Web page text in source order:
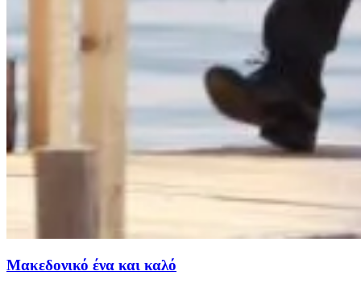
Μακεδονικό ένα και καλό